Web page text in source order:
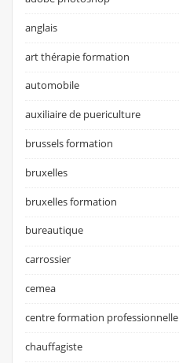
anglais
art thérapie formation
automobile
auxiliaire de puericulture
brussels formation
bruxelles
bruxelles formation
bureautique
carrossier
cemea
centre formation professionnelle
chauffagiste